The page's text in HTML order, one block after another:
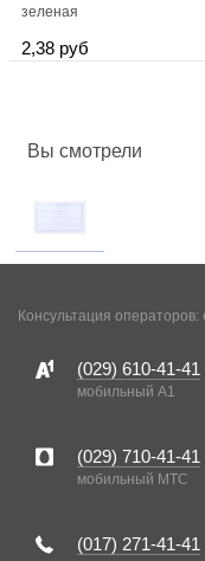
зеленая
2,38 руб
Вы смотрели
Консультация
(029) 610-41-41
мобильный A1
(029) 710-41-41
мобильный MTC
(017) 271-41-41